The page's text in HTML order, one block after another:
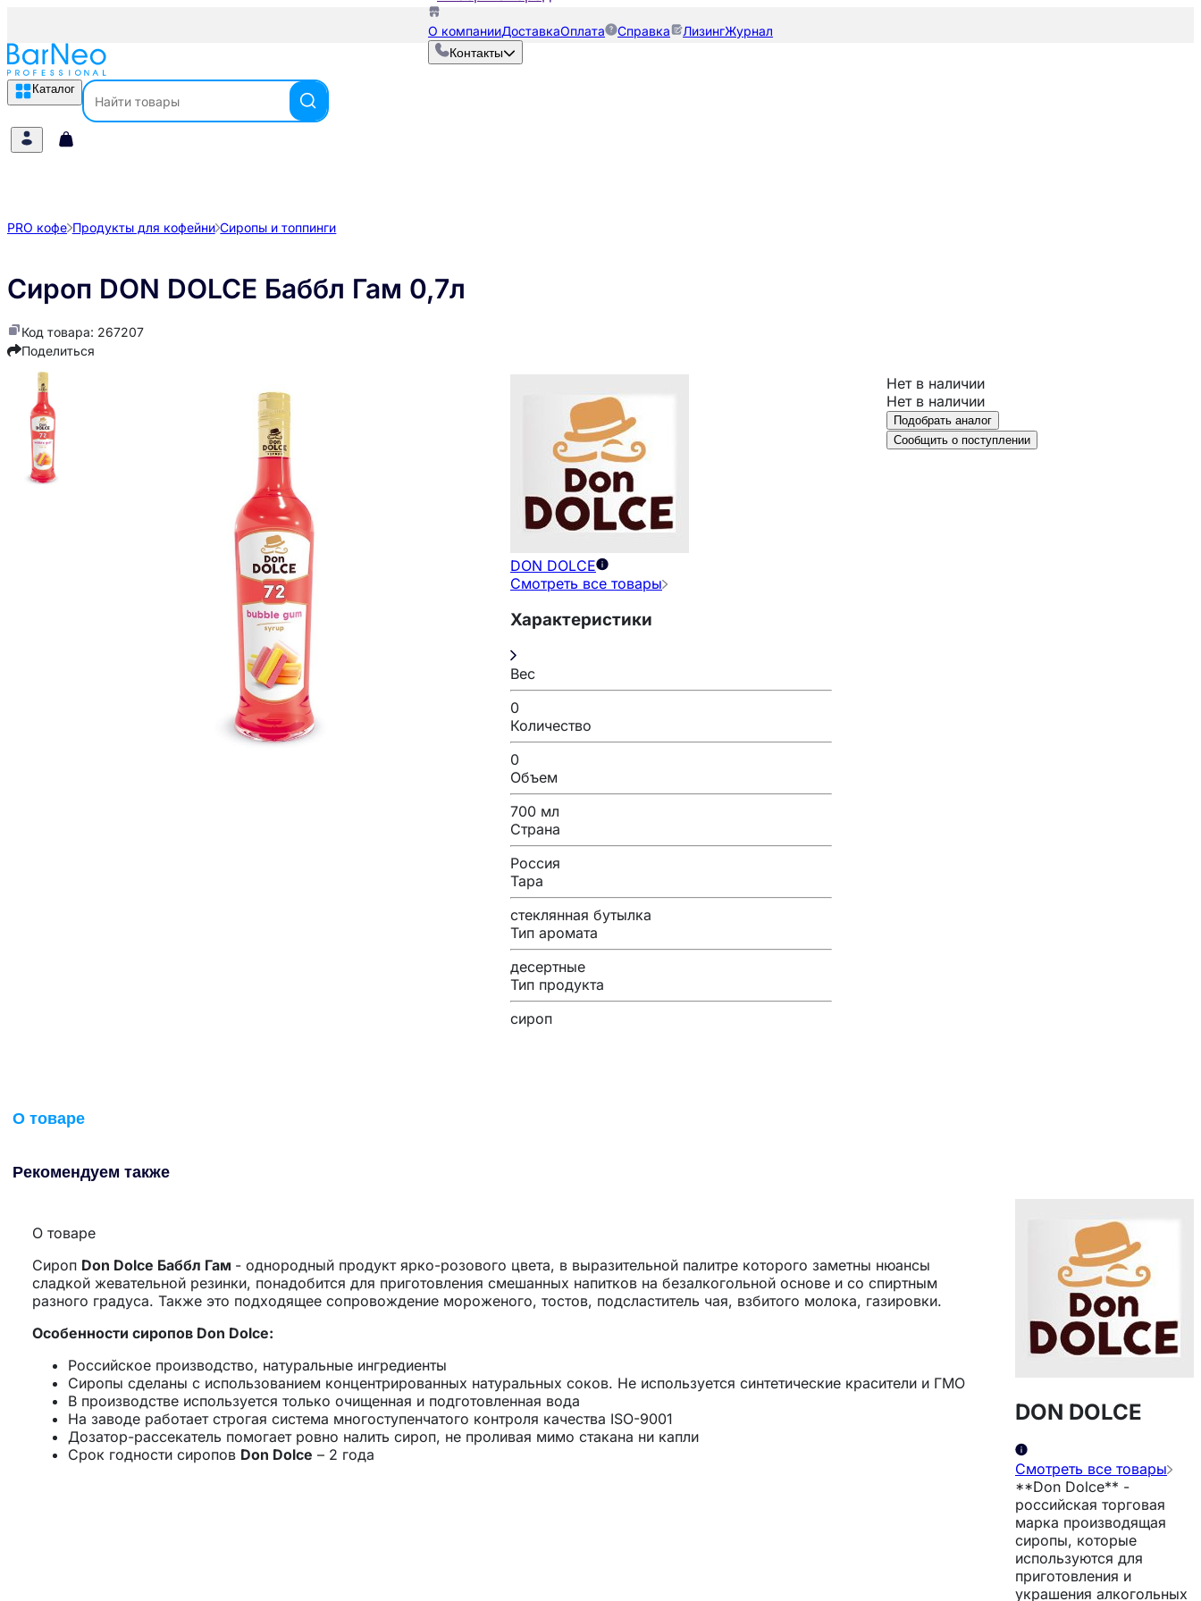
О компанииДоставкаОплата Справка ЛизингЖурнал
Контакты
Каталог
PRO кофе Продукты для кофейни Сиропы и топпинги
Сироп DON DOLCE Баббл Гам 0,7л
Код товара: 267207
Поделиться
DON DOLCE
Смотреть все товары
Характеристики
Вес
0
Количество
0
Объем
700 мл
Страна
Россия
Тара
стеклянная бутылка
Тип аромата
десертные
Тип продукта
сироп
Нет в наличии
Нет в наличии
Подобрать аналог
Сообщить о поступлении
О товаре
Рекомендуем также
О товаре
Сироп Don Dolce Баббл Гам - однородный продукт ярко-розового цвета, в выразительной палитре которого заметны нюансы
сладкой жевательной резинки, понадобится для приготовления смешанных напитков на безалкогольной основе и со спиртным
разного градуса. Также это подходящее сопровождение мороженого, тостов, подсластитель чая, взбитого молока, газировки.
Особенности сиропов Don Dolce:
Российское производство, натуральные ингредиенты
Сиропы сделаны с использованием концентрированных натуральных соков. Не используется синтетические красители и ГМО
В производстве используется только очищенная и подготовленная вода
На заводе работает строгая система многоступенчатого контроля качества ISO-9001
Дозатор-рассекатель помогает ровно налить сироп, не проливая мимо стакана ни капли
Срок годности сиропов Don Dolce – 2 года
DON DOLCE
Смотреть все товары
**Don Dolce** -
российская торговая
марка производящая
сиропы, которые
используются для
приготовления и
украшения алкогольных